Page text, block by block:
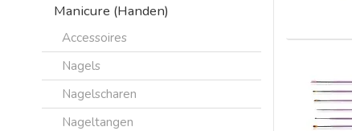
Manicure (Handen)
Accessoires
Nagels
Nagelscharen
Nageltangen